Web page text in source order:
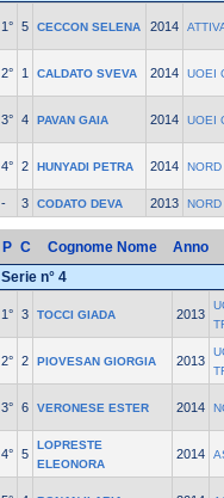
1° 5 CECCON SELENA 2014
2° 1 CALDATO SVEVA 2014 UOEI
3° 4 PAVAN GAIA 2014 UOEI
4° 2 HUNYADI PETRA 2014
- 3 CODATO DEVA 2013
P C Cognome Nome
Anno
Serie n° 4
1° 3 TOCCI GIADA 2013
2° 2 PIOVESAN GIORGIA 2013
3° 6 VERONESE ESTER 2014
4° 5
LOPRESTE
ELEONORA
2014